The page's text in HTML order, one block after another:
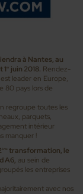
à Nantes, au
1er juin 2018. Rendez-
leader en Europe,
80 pays lors de
regroupe toutes les
parquets,
intérieur
manquer !
ème transformation, le
A6, au sein de
les entreprises
avec nos